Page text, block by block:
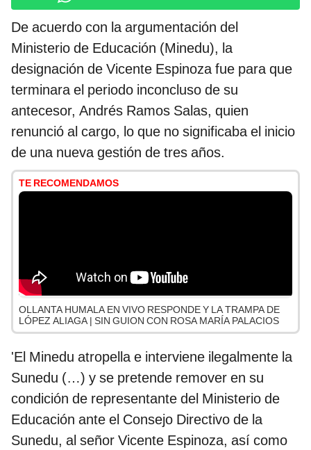
De acuerdo con la argumentación del
Ministerio de Educación (Minedu), la
designación de Vicente Espinoza fue para que
terminara el periodo inconcluso de su
antecesor, Andrés Ramos Salas, quien
renunció al cargo, lo que no significaba el inicio
de una nueva gestión de tres años.
TE RECOMENDAMOS
OLLANTA HUMALA EN VIVO RESPONDE Y LA TRAMPA DE
LÓPEZ ALIAGA | SIN GUION CON ROSA MARÍA PALACIOS
'El Minedu atropella e interviene ilegalmente la
Sunedu (…) y se pretende remover en su
condición de representante del Ministerio de
Educación ante el Consejo Directivo de la
Sunedu, al señor Vicente Espinoza, así como